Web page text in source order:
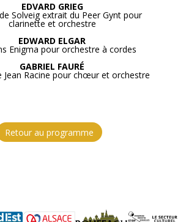
EDVARD GRIEG
Solveig extrait du Peer Gynt pour
clarinette et orchestre
EDWARD ELGAR
Enigma pour orchestre à cordes
GABRIEL FAURÉ
Jean Racine pour chœur et orchestre
Retour au programme